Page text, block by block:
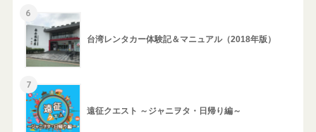
6
台湾レンタカー体験記＆マニュアル（2018年版）
7
遠征クエスト ～ジャニヲタ・日帰り編～